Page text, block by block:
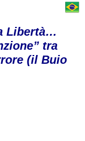
Libertà…
tra
(il Buio